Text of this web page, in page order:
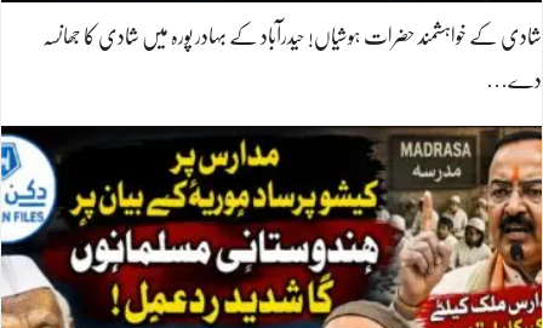
شادی کے خواہشمند حضرات ہوشیاں! حیدرآباد کے بہادر پورہ میں شادی کا جھانسہ
دے…